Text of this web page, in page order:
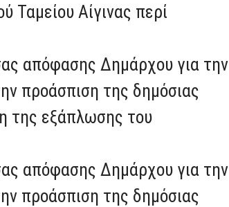
Ταμείου Αίγινας περί
απόφασης Δημάρχου για την
προάσπιση της δημόσιας
της εξάπλωσης του
απόφασης Δημάρχου για την
προάσπιση της δημόσιας